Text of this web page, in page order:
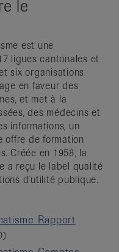
le
est une
ligues cantonales et
six organisations
en faveur des
et met à la
des médecins et
informations, un
offre de formation
Créée en 1958, la
a reçu le label qualité
d’utilité publique.
Rapport